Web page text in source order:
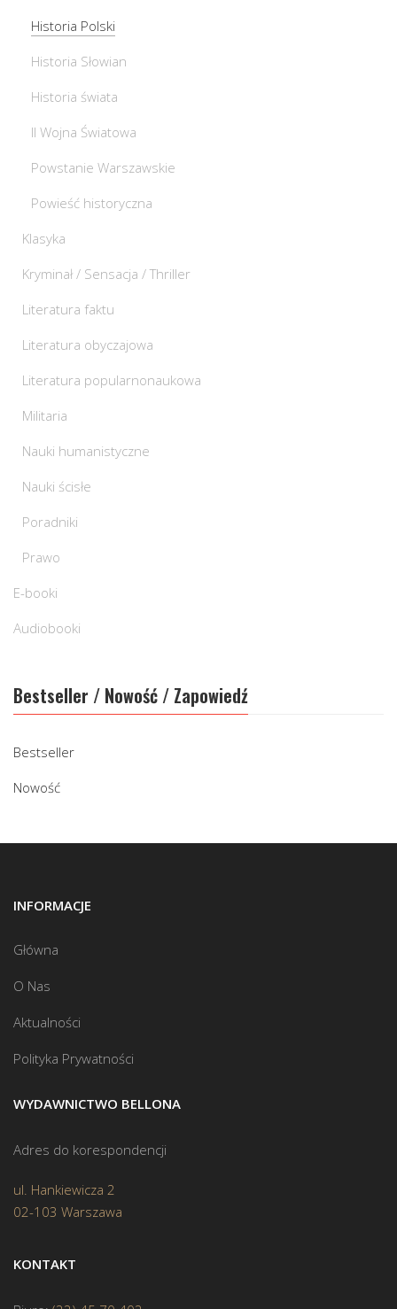
Historia Polski
Historia Słowian
Historia świata
II Wojna Światowa
Powstanie Warszawskie
Powieść historyczna
Klasyka
Kryminał / Sensacja / Thriller
Literatura faktu
Literatura obyczajowa
Literatura popularnonaukowa
Militaria
Nauki humanistyczne
Nauki ścisłe
Poradniki
Prawo
E-booki
Audiobooki
Bestseller / Nowość / Zapowiedź
Bestseller
Nowość
INFORMACJE
Główna
O Nas
Aktualności
Polityka Prywatności
WYDAWNICTWO BELLONA
Adres do korespondencji
ul. Hankiewicza 2
02-103 Warszawa
KONTAKT